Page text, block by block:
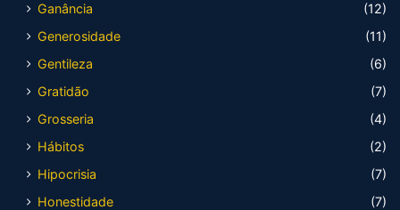
Ganância
(12)
Generosidade
(11)
Gentileza
(6)
Gratidão
(7)
Grosseria
(4)
Hábitos
(2)
Hipocrisia
(7)
Honestidade
(7)